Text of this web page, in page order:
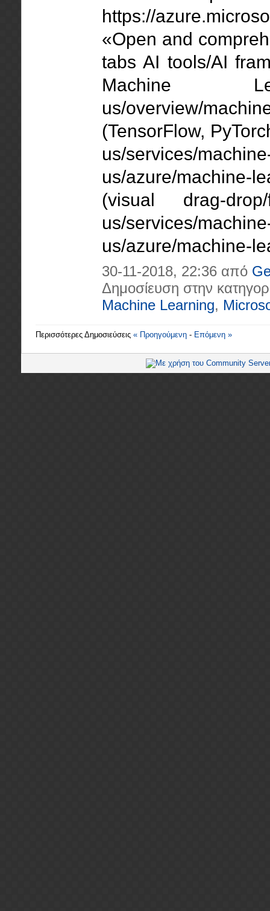
https://
«Open and
tabs AI tools/AI
Machine
us/overview/
(TensorFlow,
us/services/
us/azure/
(visual drag-
us/services/
us/azure/machine-
30-11-2018, 22:36 από
Δημοσίευση στην
Machine Learning,
Περισσότερες Δημοσιεύσεις « Προηγούμενη - Επόμενη »